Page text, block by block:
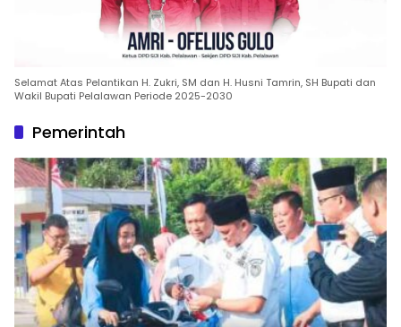
Selamat Atas Pelantikan H. Zukri, SM dan H. Husni Tamrin, SH Bupati dan
Wakil Bupati Pelalawan Periode 2025-2030
Pemerintah